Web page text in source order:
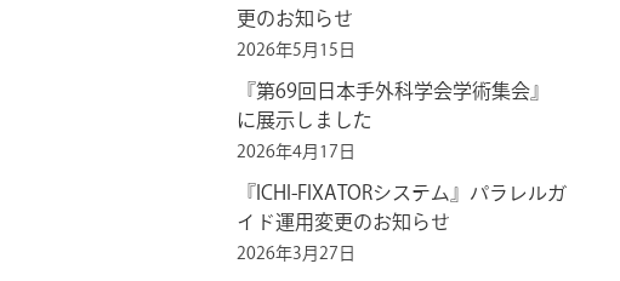
更のお知らせ
2026年5月15日
『第69回日本手外科学会学術集会』
に展示しました
2026年4月17日
『ICHI-FIXATORシステム』パラレルガ
イド運用変更のお知らせ
2026年3月27日